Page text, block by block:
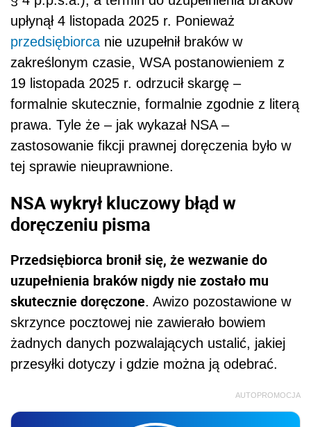
upłynął 4 listopada 2025 r. Ponieważ
przedsiębiorca nie uzupełnił braków w
zakreślonym czasie, WSA postanowieniem z
19 listopada 2025 r. odrzucił skargę –
formalnie skutecznie, formalnie zgodnie z literą
prawa. Tyle że – jak wykazał NSA –
zastosowanie fikcji prawnej doręczenia było w
tej sprawie nieuprawnione.
NSA wykrył kluczowy błąd w
doręczeniu pisma
Przedsiębiorca bronił się, że wezwanie do
uzupełnienia braków nigdy nie zostało mu
skutecznie doręczone. Awizo pozostawione w
skrzynce pocztowej nie zawierało bowiem
żadnych danych pozwalających ustalić, jakiej
przesyłki dotyczy i gdzie można ją odebrać.
AUTOPROMOCJA